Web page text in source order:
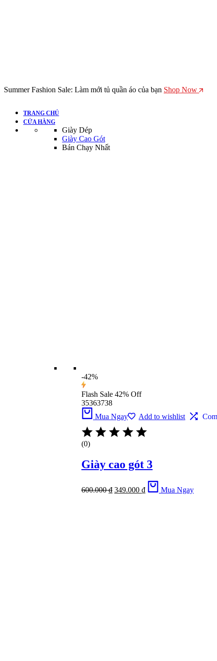
Summer Fashion Sale: Làm mới tủ quần áo của bạn Shop Now
TRANG CHỦ
CỬA HÀNG
Giày Dép
Giày Cao Gót
Bán Chạy Nhất
-42%
Flash Sale 42% Off
35363738
Mua Ngay
Add to wishlist
(0)
Giày cao gót 3
600.000₫ 349.000 ₫ Mua Ngay